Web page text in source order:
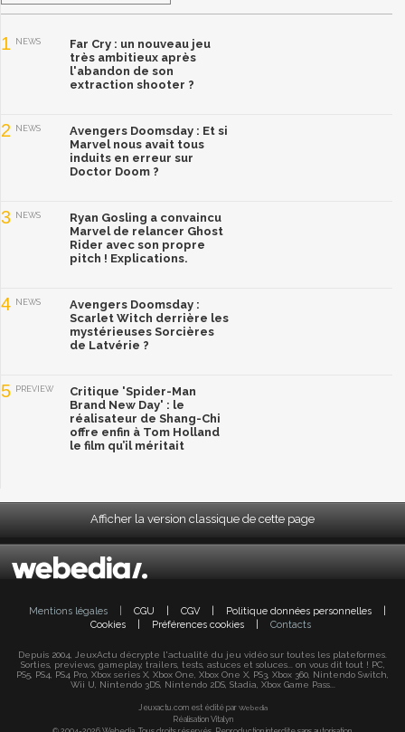
1 NEWS
Far Cry : un nouveau jeu
très ambitieux après
l'abandon de son
extraction shooter ?
2 NEWS
Avengers Doomsday : Et si
Marvel nous avait tous
induits en erreur sur
Doctor Doom ?
3 NEWS
Ryan Gosling a convaincu
Marvel de relancer Ghost
Rider avec son propre
pitch ! Explications.
4 NEWS
Avengers Doomsday :
Scarlet Witch derrière les
mystérieuses Sorcières
de Latvérie ?
5 PREVIEW
Critique 'Spider-Man
Brand New Day' : le
réalisateur de Shang-Chi
offre enfin à Tom Holland
le film qu’il méritait
Afficher la version classique de cette page
Mentions légales CGU CGV Politique données personnelles
Cookies
Préférences cookies Contacts
Depuis 2004, JeuxActu décrypte l'actualité du jeu vidéo sur toutes les plateformes.
Sorties, previews, gameplay, trailers, tests, astuces et soluces... on vous dit tout ! PC,
PS5, PS4, PS4 Pro, Xbox series X, Xbox One, Xbox One X, PS3, Xbox 360, Nintendo Switch,
Wii U, Nintendo 3DS, Nintendo 2DS, Stadia, Xbox Game Pass...
Jeuxactu.com est édité par Webedia
Réalisation Vitalyn